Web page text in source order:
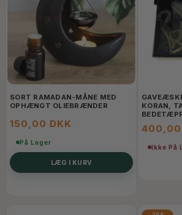
SORT RAMADAN-MÅNE MED
OPHÆNGT OLIEBRÆNDER
150,00 DKK
På Lager
LÆG I KURV
KORAN,
400,00
Ikke På